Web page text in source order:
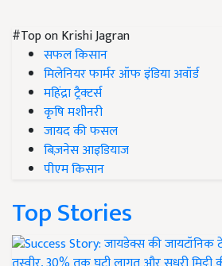
#Top on Krishi Jagran
सफल किसान
मिलेनियर फार्मर ऑफ इंडिया अवॉर्ड
महिंद्रा ट्रैक्टर्स
कृषि मशीनरी
जायद की फसल
बिज़नेस आइडियाज
पीएम किसान
Top Stories